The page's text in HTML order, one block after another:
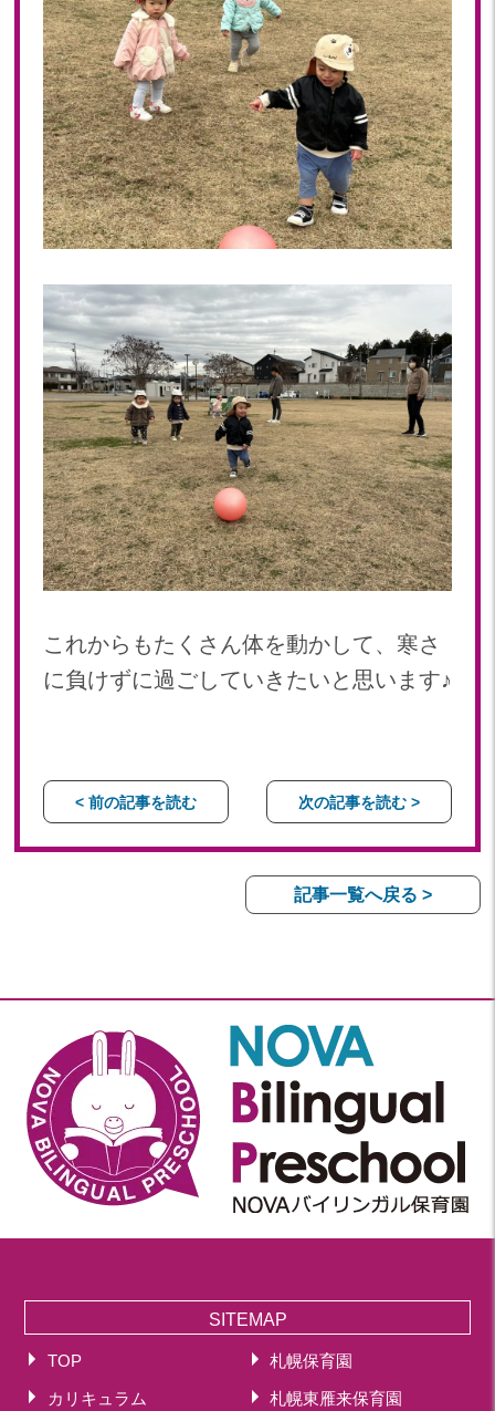
これからもたくさん体を動かして、寒さ
に負けずに過ごしていきたいと思います♪
< 前の記事を読む 次の記事を読む >
記事一覧へ戻る >
SITEMAP
TOP
カリキュラム
札幌保育園
札幌東雁来保育園